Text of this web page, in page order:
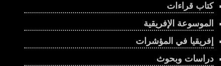
كتاب قراءات
الموسوعة الإفريقية
إفريقيا في المؤشرات
دراسات وبحوث